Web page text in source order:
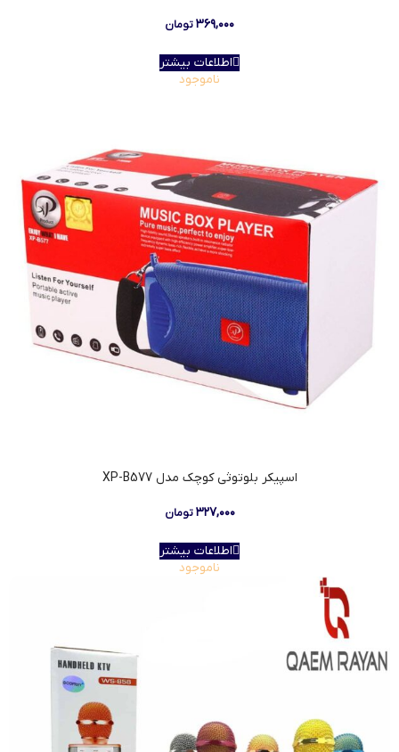
۳۶۹,۰۰۰تومان
اطلاعات بیشتر
ناموجود
اسپيکر بلوتوثی کوچک مدل XP-B577
۳۲۷,۰۰۰ تومان
اطلاعات بیشتر
ناموجود